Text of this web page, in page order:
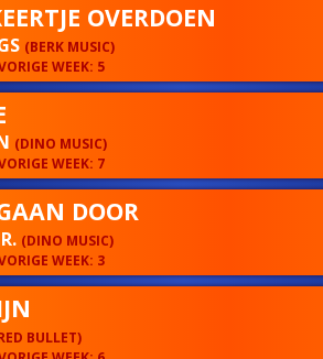
OVERDOEN
(BERK MUSIC)
WEEK: 5
(DINO MUSIC)
WEEK: 7
DOOR
(DINO MUSIC)
WEEK: 3
BULLET)